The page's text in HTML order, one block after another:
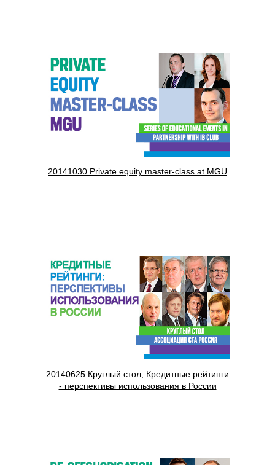
20141030 Private equity master-class at MGU
20140625 Круглый стол, Кредитные рейтинги
- перспективы использования в России